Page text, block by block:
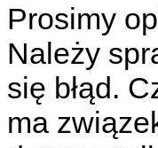
Prosimy
Należy
się błąd.
ma